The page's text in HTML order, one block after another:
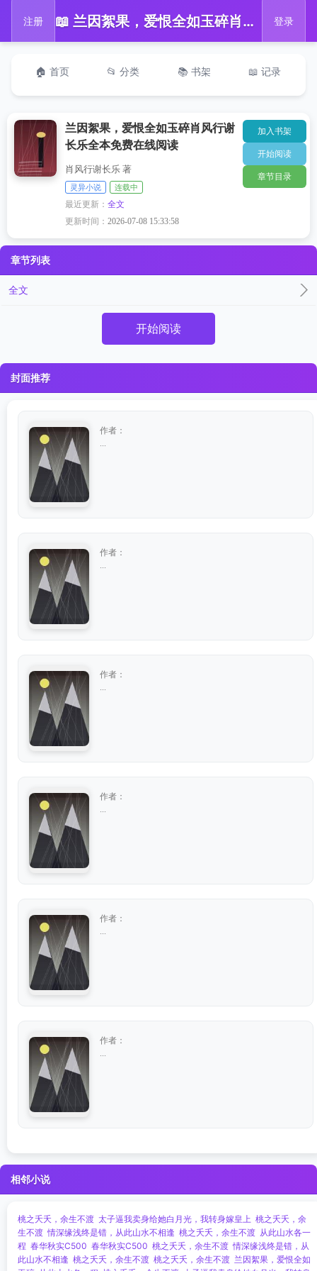
注册 📖 兰因絮果，爱恨全如玉碎肖风行谢长乐全本免费在线阅读 登录
🏠 首页 📂 分类 📚 书架 📖 记录
兰因絮果，爱恨全如玉碎肖风行谢
长乐全本免费在线阅读
肖风行谢长乐 著
灵异小说 连载中
最近更新：全文
更新时间：2026-07-08 15:33:58
加入书架
开始阅读
章节目录
章节列表
全文
开始阅读
封面推荐
作者：
作者：
作者：
作者：
作者：
作者：
相邻小说
桃之夭夭，余生不渡 太子逼我卖身给她白月光，我转身嫁皇上 桃之夭夭，余
生不渡 情深缘浅终是错，从此山水不相逢 桃之夭夭，余生不渡 从此山水各一
程 春华秋实C500 春华秋实C500 桃之夭夭，余生不渡 情深缘浅终是错，从
此山水不相逢 桃之夭夭，余生不渡 桃之夭夭，余生不渡 兰因絮果，爱恨全如